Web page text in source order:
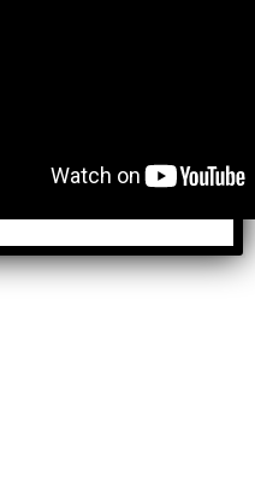
Todos los
queda
la publicación,
otro uso de los